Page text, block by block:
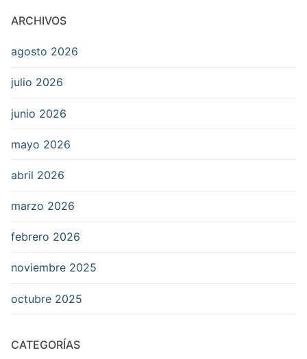
ARCHIVOS
agosto 2026
julio 2026
junio 2026
mayo 2026
abril 2026
marzo 2026
febrero 2026
noviembre 2025
octubre 2025
CATEGORÍAS